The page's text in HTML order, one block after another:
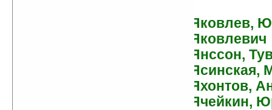
Яковлев,
Яковлевич
Янссон,
Ясинская,
Яхонтов,
Ячейкин,